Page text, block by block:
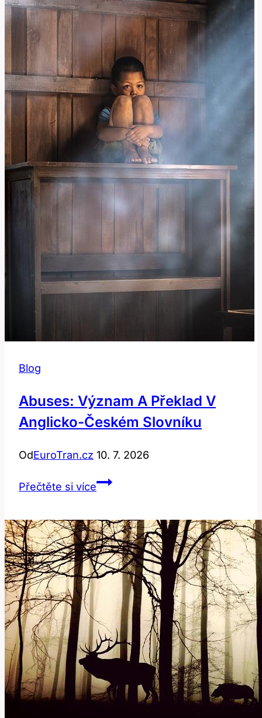
anglicko-
českém
slovníku
Blog
Abuses: Význam A Překlad V
Anglicko-Českém Slovníku
OdEuroTran.cz 10. 7. 2026
Přečtěte si víceAbuses:
překlad
v
anglicko-
českém
slovníku